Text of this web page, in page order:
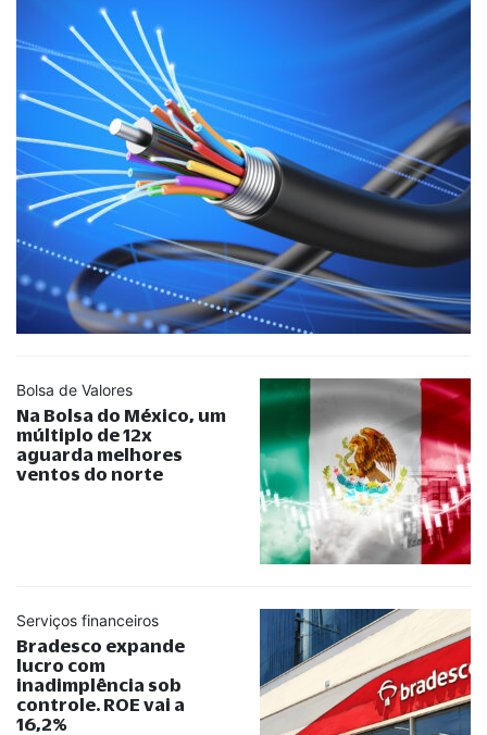
Bolsa de Valores
Na Bolsa do México, um
múltiplo de 12x
aguarda melhores
ventos do norte
Serviços financeiros
Bradesco expande
lucro com
inadimplência sob
controle. ROE vai a
16,2%